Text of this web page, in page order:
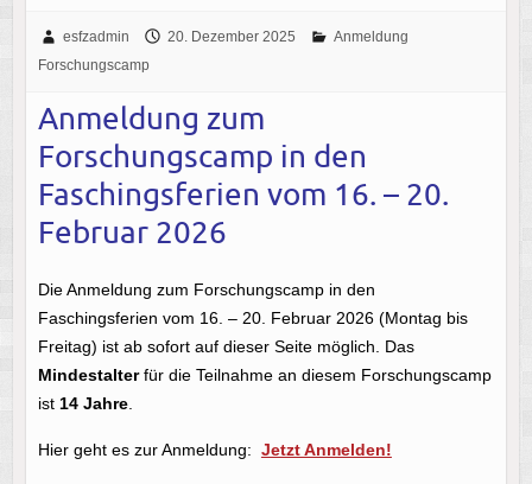
esfzadmin 20. Dezember 2025
Anmeldung
Forschungscamp
Anmeldung zum
Forschungscamp in den
Faschingsferien vom 16. – 20.
Februar 2026
Die Anmeldung zum Forschungscamp in den
Faschingsferien vom 16. – 20. Februar 2026 (Montag bis
Freitag) ist ab sofort auf dieser Seite möglich. Das
Mindestalterfür die Teilnahme an diesem Forschungscamp
ist 14 Jahre.
Hier geht es zur Anmeldung: Jetzt Anmelden!